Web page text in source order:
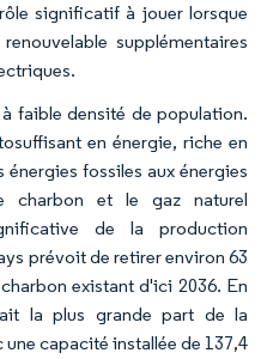
significatif à jouer lorsque
supplémentaires
faible densité de population.
en énergie, riche en
fossiles aux énergies
charbon et le gaz naturel
de la production
prévoit de retirer environ 63
existant d'ici 2036. En
la plus grande part de la
capacité installée de 137,4